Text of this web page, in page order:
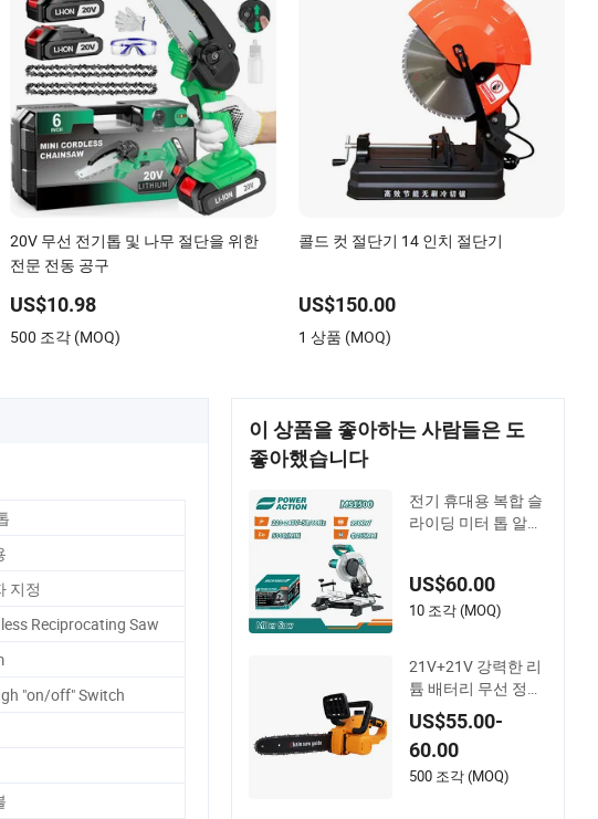
20V 무선 전기톱 및 나무 절단을 위한
전문 전동 공구
US$10.98
500 조각 (MOQ)
콜드 컷 절단기 14 인치 절단기
US$150.00
1 상품 (MOQ)
지정
Reciprocating Saw
"on/off" Switch
이 상품을 좋아하는 사람들은 도
좋아했습니다
전기 휴대용 복합 슬
라이딩 미터 톱 알루
US$60.00
10 조각 (MOQ)
21V+21V 강력한 리
튬 배터리 무선 정원
체인톱 핸드헬드 장
시간 지속되는 정원
도구
US$55.00-
60.00
500 조각 (MOQ)